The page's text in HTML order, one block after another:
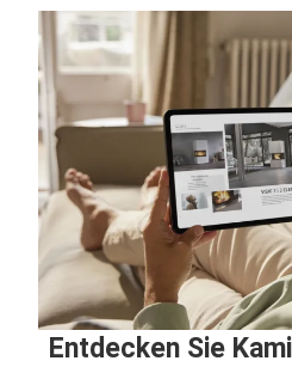
Entdecken Sie